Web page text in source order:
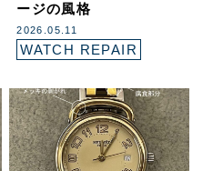
ージの風格
2026.05.11
WATCH REPAIR